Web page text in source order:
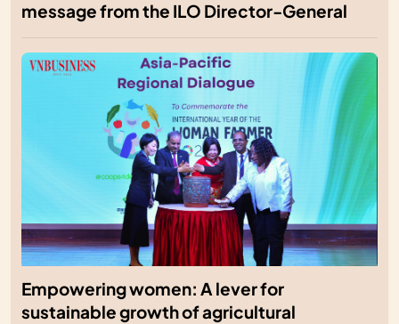
message from the ILO Director-General
Empowering women: A lever for
sustainable growth of agricultural